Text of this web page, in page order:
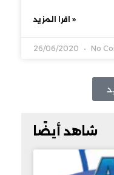
اقرا المزيد »
26/06/2020 No
شاهد أيضًا